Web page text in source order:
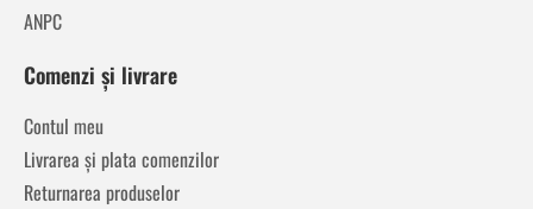
ANPC
Comenzi și livrare
Contul meu
Livrarea și plata comenzilor
Returnarea produselor